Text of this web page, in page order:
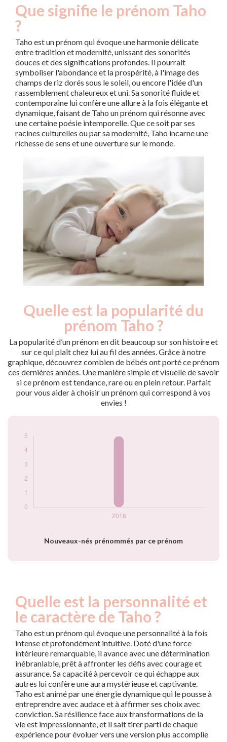
Que signifie le prénom Taho
?
Taho est un prénom qui évoque une harmonie délicate
entre tradition et modernité, unissant des sonorités
douces et des significations profondes. Il pourrait
symboliser l'abondance et la prospérité, à l'image des
champs de riz dorés sous le soleil, ou encore l'idée d'un
rassemblement chaleureux et uni. Sa sonorité fluide et
contemporaine lui confère une allure à la fois élégante et
dynamique, faisant de Taho un prénom qui résonne avec
une certaine poésie intemporelle. Que ce soit par ses
racines culturelles ou par sa modernité, Taho incarne une
richesse de sens et une ouverture sur le monde.
Quelle est la popularité du
prénom Taho ?
La popularité d’un prénom en dit beaucoup sur son histoire et
sur ce qui plaît chez lui au fil des années. Grâce à notre
graphique, découvrez combien de bébés ont porté ce prénom
ces dernières années. Une manière simple et visuelle de savoir
si ce prénom est tendance, rare ou en plein retour. Parfait
pour vous aider à choisir un prénom qui correspond à vos
envies !
Nouveaux-nés prénommés par ce prénom
Popularité du
prénom Taho par
année
Année
Nouveaux-
nés
Quelle est la personnalité et
le caractère de Taho ?
Taho est un prénom qui évoque une personnalité à la fois
intense et profondément intuitive. Doté d'une force
intérieure remarquable, il avance avec une détermination
inébranlable, prêt à affronter les défis avec courage et
assurance. Sa capacité à percevoir ce qui échappe aux
autres lui confère une aura mystérieuse et captivante.
Taho est animé par une énergie dynamique qui le pousse à
entreprendre avec audace et à affirmer ses choix avec
conviction. Sa résilience face aux transformations de la
vie est impressionnante, et il sait tirer parti de chaque
expérience pour évoluer vers une version plus accomplie